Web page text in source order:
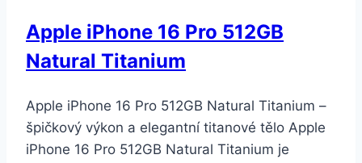
Apple iPhone 16 Pro 512GB
Natural Titanium
Apple iPhone 16 Pro 512GB Natural Titanium –
špičkový výkon a elegantní titanové tělo Apple
iPhone 16 Pro 512GB Natural Titanium je